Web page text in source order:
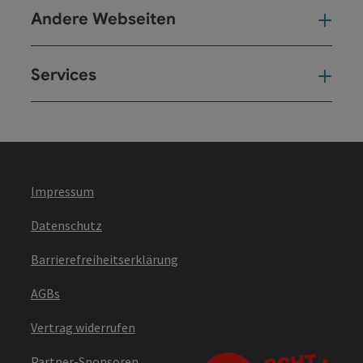
Andere Webseiten
Services
Impressum
Datenschutz
Barrierefreiheitserklärung
AGBs
Vertrag widerrufen